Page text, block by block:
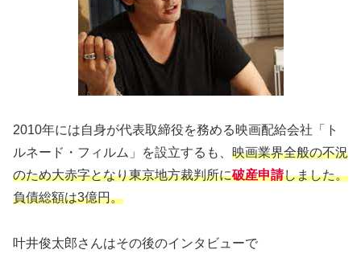
2010年には自身が代表取締役を務める映画配給会社「ト
ルネード・フィルム」を設立するも、 映画業界全般の不況
のため大赤字となり東京地方裁判所に破産申請しました。
負債総額は3億円。
叶井俊太郎さんはその後のインタビューで